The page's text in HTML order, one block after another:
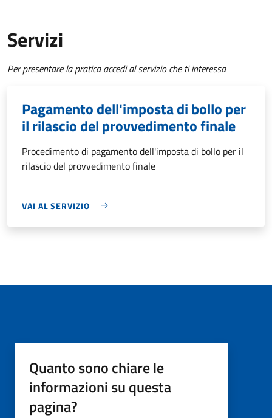
Servizi
Per presentare la pratica accedi al servizio che ti interessa
Pagamento dell'imposta di bollo per
il rilascio del provvedimento finale
Procedimento di pagamento dell'imposta di bollo per il
rilascio del provvedimento finale
VAI AL SERVIZIO
Quanto sono chiare le
informazioni su questa
pagina?